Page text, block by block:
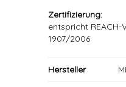
Zertifizierung:
entspricht REACH-
1907/2006
Hersteller